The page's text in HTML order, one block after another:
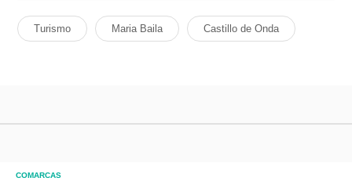
Turismo Maria Baila Castillo de Onda
COMARCAS